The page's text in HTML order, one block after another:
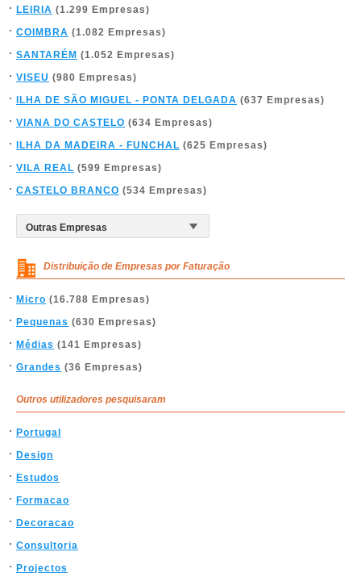
LEIRIA (1.299 Empresas)
COIMBRA (1.082 Empresas)
SANTARÉM (1.052 Empresas)
VISEU (980 Empresas)
ILHA DE SÃO MIGUEL - PONTA DELGADA (637 Empresas)
VIANA DO CASTELO (634 Empresas)
ILHA DA MADEIRA - FUNCHAL (625 Empresas)
VILA REAL (599 Empresas)
CASTELO BRANCO (534 Empresas)
Distribuição de Empresas por Faturação
Micro (16.788 Empresas)
Pequenas (630 Empresas)
Médias (141 Empresas)
Grandes (36 Empresas)
Outros utilizadores pesquisaram
Portugal
Design
Estudos
Formacao
Decoracao
Consultoria
Projectos